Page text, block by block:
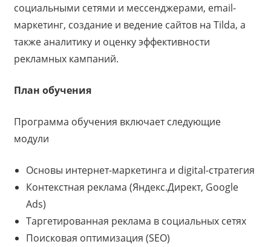
социальными сетями и мессенджерами, email-
маркетинг, создание и ведение сайтов на Tilda, а
также аналитику и оценку эффективности
рекламных кампаний.
План обучения
Программа обучения включает следующие
модули
Основы интернет-маркетинга и digital-стратегия
Контекстная реклама (Яндекс.Директ, Google
Ads)
Таргетированная реклама в социальных сетях
Поисковая оптимизация (SEO)